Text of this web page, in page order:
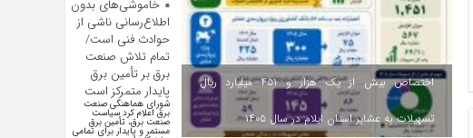
اختصاص بیش از یک هزار و ۴۵۱ میلیارد ریال
تسهیلات به عشایر استان ایلام در سال ۱۴۰۵
خاموشی‌های بدون
اطلاع‌رسانی ناشی از
حوادث فنی است/
تمام تلاش صنعت
برق بر تأمین برق
پایدار متمرکز است
شورای هماهنگی صنعت
برق اعلام کرد سیاست
صنعت برق، تأمین برق
مستمر و پایدار برای تمامی